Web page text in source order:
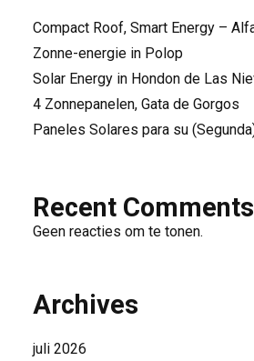
Compact Roof, Smart Energy –
Zonne-energie in Polop
Solar Energy in Hondon de Las
4 Zonnepanelen, Gata de Gorgos
Paneles Solares para su
Recent Comments
Geen reacties om te tonen.
Archives
juli 2026